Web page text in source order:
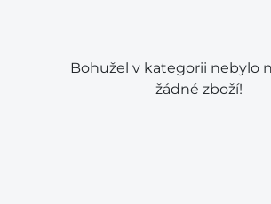
Bohužel v kategorii nebylo
žádné zboží!